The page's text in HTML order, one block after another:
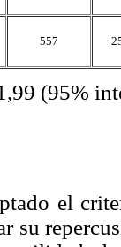
557
el
su